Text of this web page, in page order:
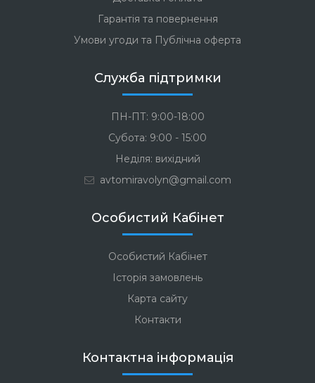
Гарантія та повернення
Умови угоди та Публічна оферта
Служба підтримки
ПН-ПТ: 9:00-18:00
Субота: 9:00 - 15:00
Неділя: вихідний
avtomiravolyn@gmail.com
Особистий Кабінет
Особистий Кабінет
Історія замовлень
Карта сайту
Контакти
Контактна інформація